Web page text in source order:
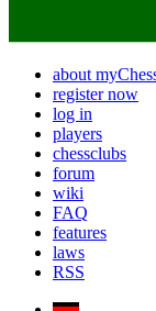
about
register now
log in
players
chessclubs
forum
wiki
FAQ
features
laws
RSS